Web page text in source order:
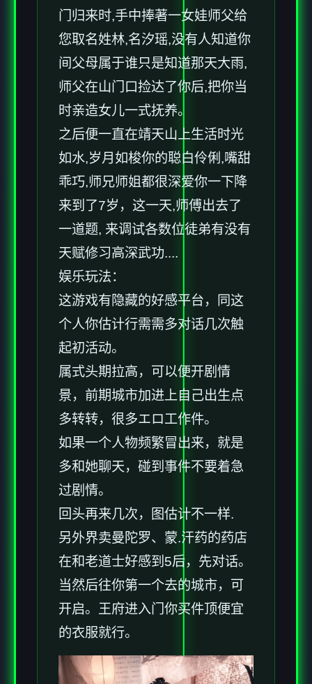
门归来时,手中捧著一女娃师父给
您取名姓林,名汐瑶,没有人知道你
间父母属于谁只是知道那天大雨,
师父在山门口捡达了你后,把你当
时亲造女儿一式抚养。
之后便一直在靖天山上生活时光
如水,岁月如梭你的聪白伶俐,嘴甜
乖巧,师兄师姐都很深爱你一下降
来到了7岁，这一天,师傅出去了
一道题, 来调试各数位徒弟有没有
天赋修习高深武功....
娱乐玩法：
这游戏有隐藏的好感平台，同这
个人你估计行需需多对话几次触
起初活动。
属式头期拉高，可以便开剧情
景，前期城市加进上自己出生点
多转转，很多エロ工作件。
如果一个人物频繁冒出来，就是
多和她聊天，碰到事件不要着急
过剧情。
回头再来几次，图估计不一样.
另外界卖曼陀罗、蒙.汗药的药店
在和老道士好感到5后，先对话。
当然后往你第一个去的城市，可
开启。王府进入门你买件顶便宜
的衣服就行。